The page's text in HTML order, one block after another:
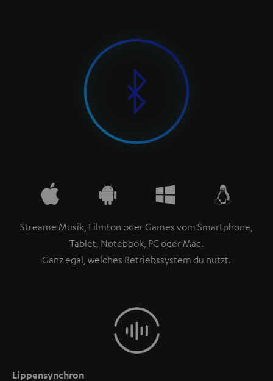
Streame Musik, Filmton oder Games vom Smartphone,
Tablet, Notebook, PC oder Mac.
Ganz egal, welches Betriebssystem du nutzt.
Lippensynchron